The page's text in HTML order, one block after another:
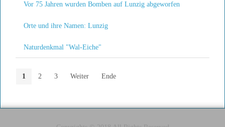
Vor 75 Jahren wurden Bomben auf Lunzig abgeworfen
Orte und ihre Namen: Lunzig
Naturdenkmal "Wal-Eiche"
1 2 3 Weiter Ende